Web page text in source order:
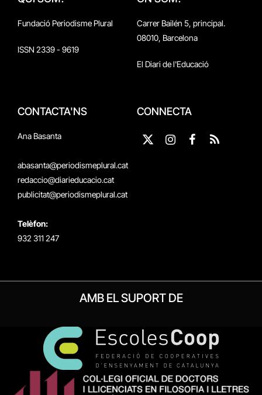
Fundació Periodisme Plural
ISSN 2339 - 9619
Carrer Bailén 5, principal.
08010, Barcelona
El Diari de l'Educació
CONTACTA'NS
Ana Basanta
abasanta@periodismeplural.cat
redaccio@diarieducacio.cat
publicitat@periodismeplural.cat
Telèfon:
932 311 247
CONNECTA
X
Instagram
Facebook
RSS
AMB EL SUPORT DE